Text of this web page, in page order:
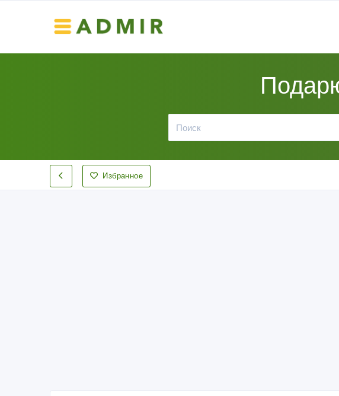
Избранное